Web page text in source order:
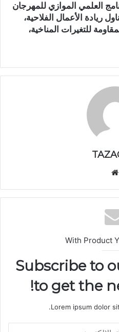
العلمي الموازي للمهرجان
ريادة الأعمال الفلاحية،
للتغيرات المناخية،
الوي
ب
With Product
Subscribe to
to get the
Lorem ipsum dolor